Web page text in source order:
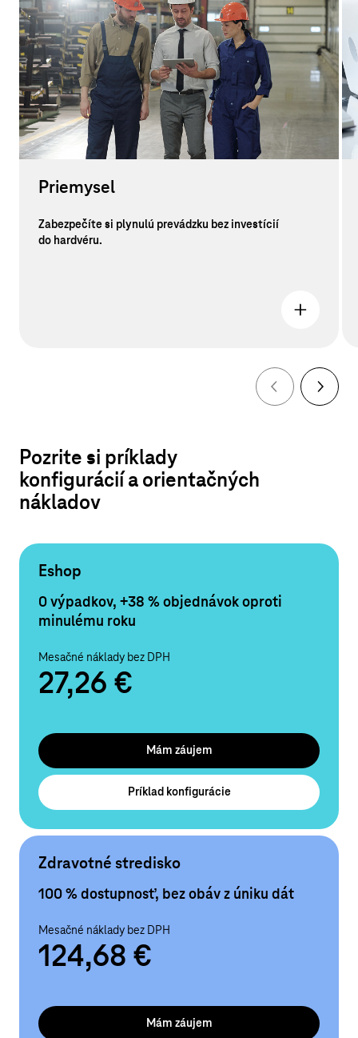
Priemysel
Zabezpečíte si plynulú prevádzku bez investícií
do hardvéru.
Pozrite si príklady
konfigurácií a orientačných
nákladov
Eshop
0 výpadkov, +38 % objednávok oproti
minulému roku
Mesačné náklady bez DPH
27,26 €
Mám záujem
Príklad konfigurácie
Zdravotné stredisko
100 % dostupnosť, bez obáv z úniku dát
Mesačné náklady bez DPH
124,68 €
Mám záujem